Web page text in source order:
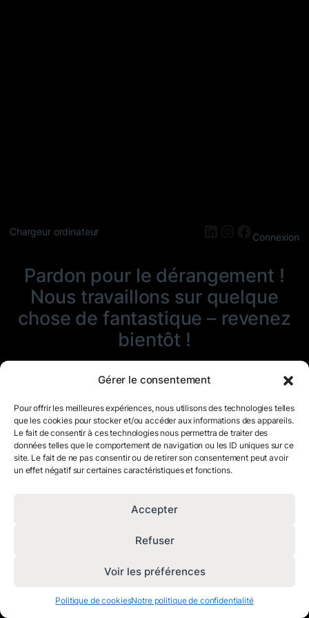
Gérer le consentement
Pour offrir les meilleures expériences, nous utilisons des technologies telles
que les cookies pour stocker et/ou accéder aux informations des appareils.
Le fait de consentir à ces technologies nous permettra de traiter des
données telles que le comportement de navigation ou les ID uniques sur ce
site. Le fait de ne pas consentir ou de retirer son consentement peut avoir
un effet négatif sur certaines caractéristiques et fonctions.
Accepter
Refuser
Voir les préférences
Politique de cookiesNotre politique de confidentialité
Chargeur ordinateur LinkedIn
Instagram
Connexion
Pardon pour le dérangement !
Nous travaillons sur quelque
chose de fantastique – revenez
bientôt !